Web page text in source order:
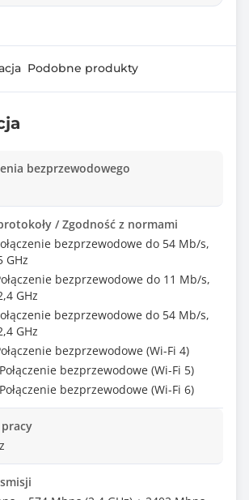
Podobne produkty
bezprzewodowego
/ Zgodność z normami
bezprzewodowe do 54 Mb/s,
GHz
bezprzewodowe do 11 Mb/s,
GHz
bezprzewodowe do 54 Mb/s,
GHz
bezprzewodowe (Wi-Fi 4)
bezprzewodowe (Wi-Fi 5)
bezprzewodowe (Wi-Fi 6)